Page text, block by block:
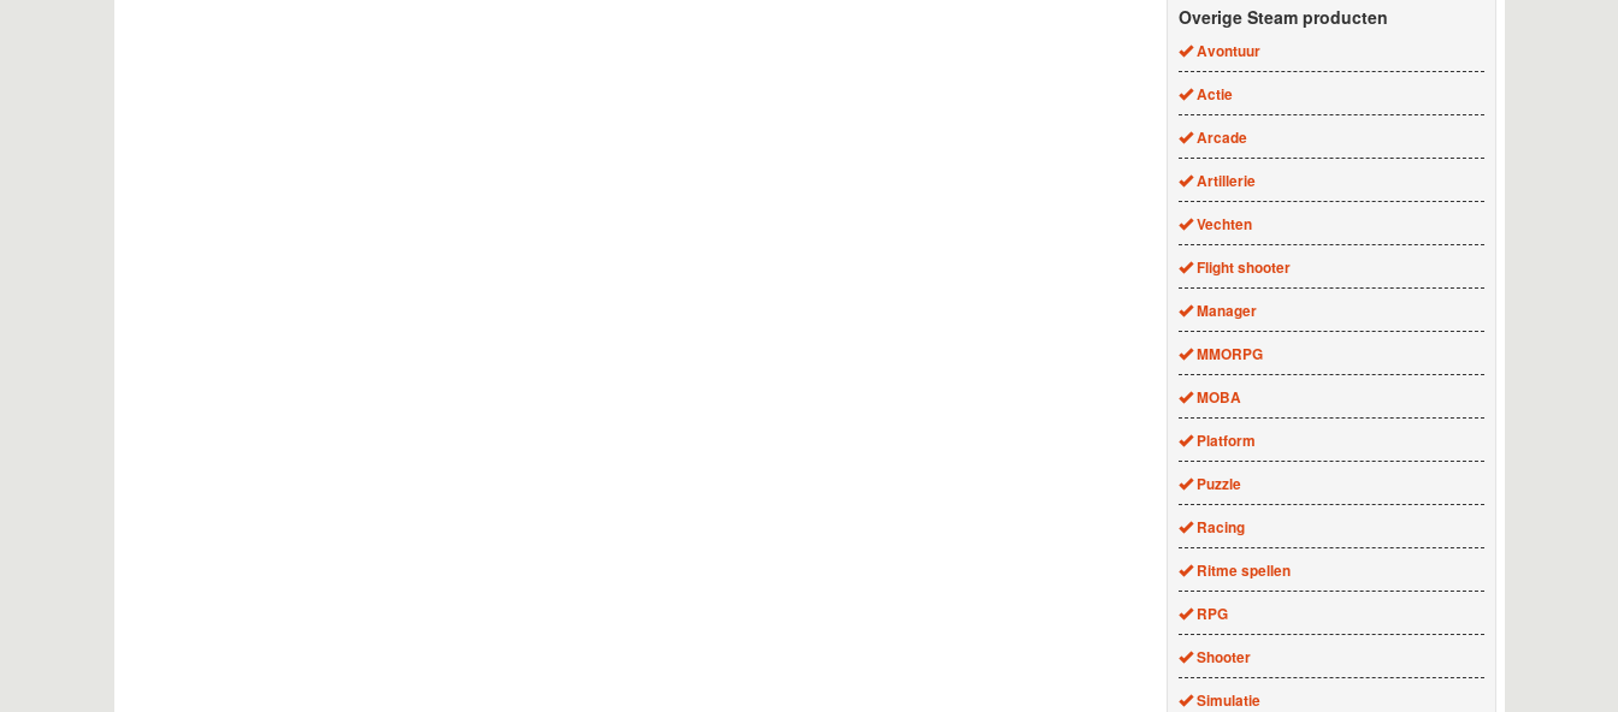
Overige Steam producten
Avontuur
Actie
Arcade
Artillerie
Vechten
Flight shooter
Manager
MMORPG
MOBA
Platform
Puzzle
Racing
Ritme spellen
RPG
Shooter
Simulatie